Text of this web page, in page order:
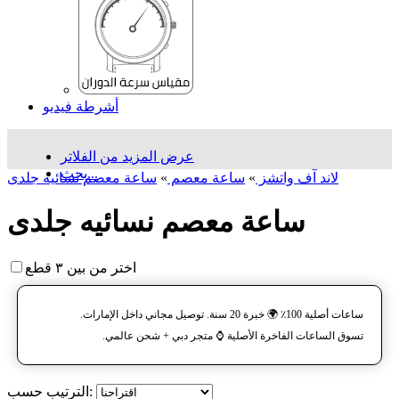
أشرطة فيديو
عرض المزيد من الفلاتر
بحث...
لاند آف واتشز » ساعة معصم » ساعة معصم نسائیه جلدی
ساعة معصم نسائیه جلدی
اختر من بين ٣ قطع
ساعات أصلية 100٪ 🌍 خبرة 20 سنة. توصيل مجاني داخل الإمارات.
تسوق الساعات الفاخرة الأصلية ⌚️ متجر دبي + شحن عالمي.
الترتيب حسب: